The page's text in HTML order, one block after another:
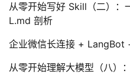
从零开始写好 Skill（二）
L.md 剖析
企业微信长连接 + LangBot
从零开始理解大模型（八